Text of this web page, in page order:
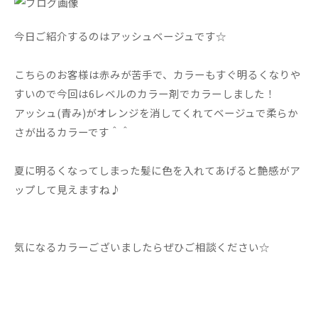
今日ご紹介するのはアッシュベージュです☆
こちらのお客様は赤みが苦手で、カラーもすぐ明るくなりや
すいので今回は6レベルのカラー剤でカラーしました！
アッシュ(青み)がオレンジを消してくれてベージュで柔らか
さが出るカラーです＾＾
夏に明るくなってしまった髪に色を入れてあげると艶感がア
ップして見えますね♪
気になるカラーございましたらぜひご相談ください☆